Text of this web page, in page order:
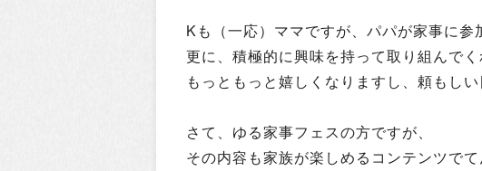
Kも（一応）ママですが、パパが家事に
更に、積極的に興味を持って取り組んでく
もっともっと嬉しくなりますし、頼もし
さて、ゆる家事フェスの方ですが、
その内容も家族が楽しめるコンテンツでて